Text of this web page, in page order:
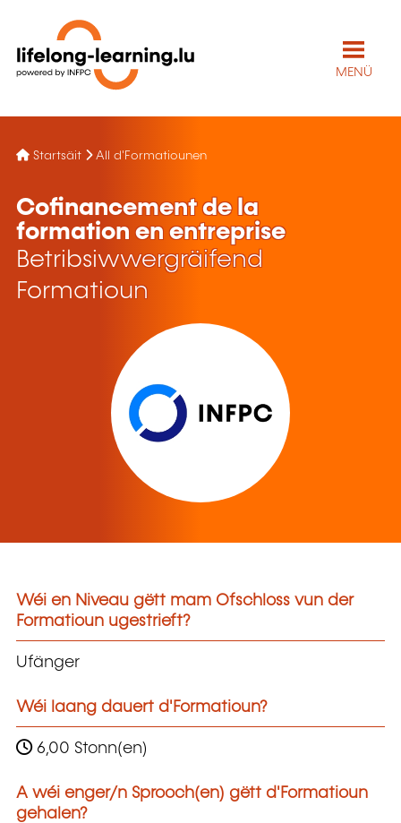
MENÜ
Startsäit All d'Formatiounen
Cofinancement de la
formation en entreprise
Betribsiwwergräifend
Formatioun
Wéi en Niveau gëtt mam Ofschloss vun der
Formatioun ugestrieft?
Ufänger
Wéi laang dauert d'Formatioun?
6,00 Stonn(en)
A wéi enger/n Sprooch(en) gëtt d'Formatioun
gehalen?